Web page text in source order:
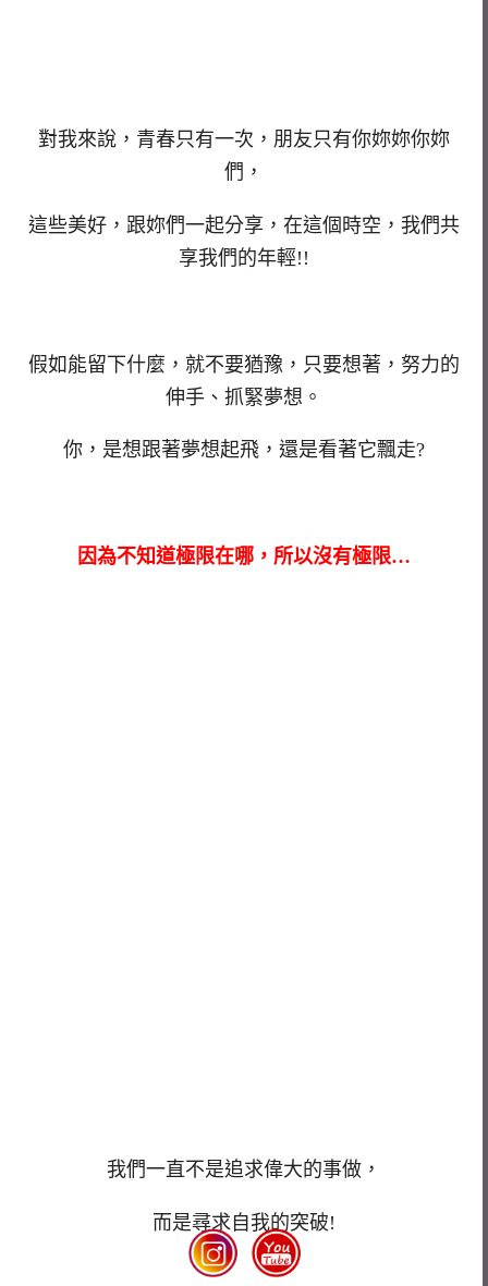
對我來說，青春只有一次，朋友只有你妳妳你妳
們，
這些美好，跟妳們一起分享，在這個時空，我們共
享我們的年輕!!
假如能留下什麼，就不要猶豫，只要想著，努力的
伸手、抓緊夢想。
你，是想跟著夢想起飛，還是看著它飄走?
因為不知道極限在哪，所以沒有極限…
我們一直不是追求偉大的事做，
而是尋求自我的突破!